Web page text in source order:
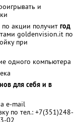
и
акции получит год
goldenvision.it по
при
одного компьютера
для себя и в
e-mail
по тел.: +7(351)248-
02